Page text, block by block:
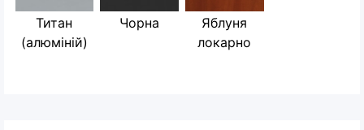
Титан
(алюміній)
Чорна
Яблуня
локарно